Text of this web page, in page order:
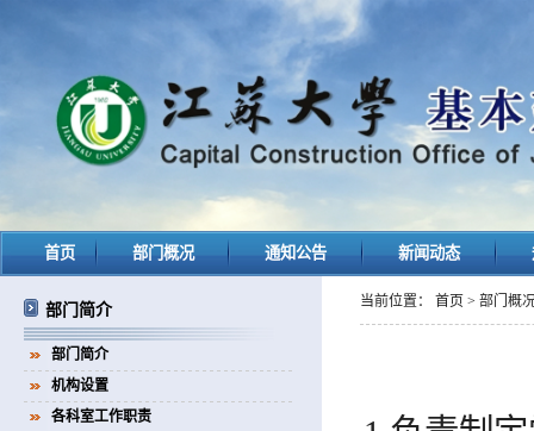
首页 部门概况 通知公告 新闻动态
部门简介
部门简介
机构设置
各科室工作职责
当前位置： 首页 > 部门概